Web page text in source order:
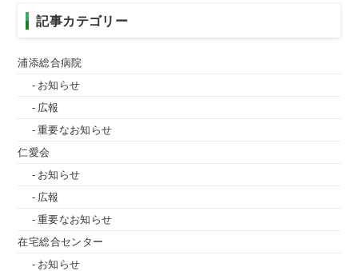
記事カテゴリー
浦添総合病院
お知らせ
広報
重要なお知らせ
仁愛会
お知らせ
広報
重要なお知らせ
在宅総合センター
お知らせ